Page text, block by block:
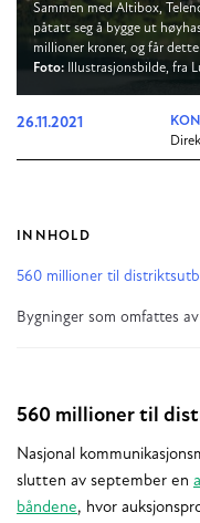
Sammen med Altibox,
påtatt seg å bygge ut
millioner kroner, og får
Foto: Illustrasjonsbilde, fra
26.11.2021
INNHOLD
560 millioner til
Bygninger som omfattes
560 millioner til
Nasjonal
slutten av september en
båndene, hvor